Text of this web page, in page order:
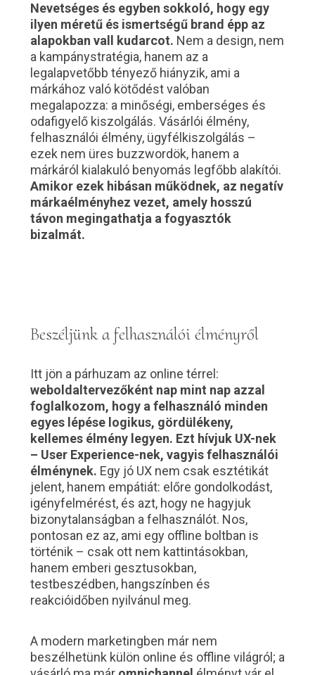
Nevetséges és egyben sokkoló, hogy egy
ilyen méretű és ismertségű brand épp az
alapokban vall kudarcot. Nem a design, nem
a kampánystratégia, hanem az a
legalapvetőbb tényező hiányzik, ami a
márkához való kötődést valóban
megalapozza: a minőségi, emberséges és
odafigyelő kiszolgálás. Vásárlói élmény,
felhasználói élmény, ügyfélkiszolgálás –
ezek nem üres buzzwordök, hanem a
márkáról kialakuló benyomás legfőbb alakítói.
Amikor ezek hibásan működnek, az negatív
márkaélményhez vezet, amely hosszú
távon megingathatja a fogyasztók
bizalmát.
Beszéljünk a felhasználói élményről
Itt jön a párhuzam az online térrel:
weboldaltervezőként nap mint nap azzal
foglalkozom, hogy a felhasználó minden
egyes lépése logikus, gördülékeny,
kellemes élmény legyen. Ezt hívjuk UX-nek
– User Experience-nek, vagyis felhasználói
élménynek. Egy jó UX nem csak esztétikát
jelent, hanem empátiát: előre gondolkodást,
igényfelmérést, és azt, hogy ne hagyjuk
bizonytalanságban a felhasználót. Nos,
pontosan ez az, ami egy offline boltban is
történik – csak ott nem kattintásokban,
hanem emberi gesztusokban,
testbeszédben, hangszínben és
reakcióidőben nyilvánul meg.
A modern marketingben már nem
beszélhetünk külön online és offline világról; a